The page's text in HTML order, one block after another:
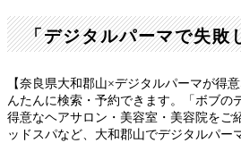
「デジタルパーマで失敗
【奈良県大和郡山×デジタルパーマが得
んたんに検索・予約できます。「ボブ
得意なヘアサロン・美容室・美容院をご
ッドスパなど、大和郡山でデジタルパー